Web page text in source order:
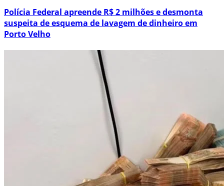
Polícia Federal apreende R$ 2 milhões e desmonta
suspeita de esquema de lavagem de dinheiro em
Porto Velho